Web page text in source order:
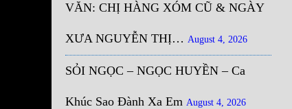
VĂN: CHỊ HÀNG XÓM CŨ & NGÀY
XƯA NGUYỄN THỊ… August 4, 2026
SỎI NGỌC – NGỌC HUYỀN – Ca
Khúc Sao Đành Xa Em August 4, 2026